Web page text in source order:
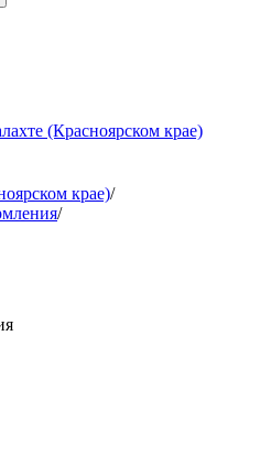
(Красноярском крае)
крае)/
/